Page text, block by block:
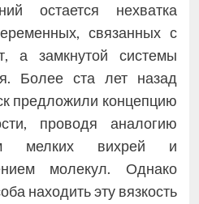
остается нехватка
связанных с
а замкнутой системы
Более ста лет назад
предложили концепцию
проводя аналогию
мелких вихрей и
молекул. Однако
находить эту вязкость